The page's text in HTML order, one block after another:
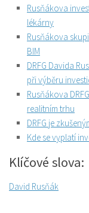
Rusňákova
lékárny
Rusňákova
BIM
DRFG Davida
při výběru
Rusňákova
realitním trhu
DRFG je
Kde se vyplatí
Klíčové slova:
David Rusňák